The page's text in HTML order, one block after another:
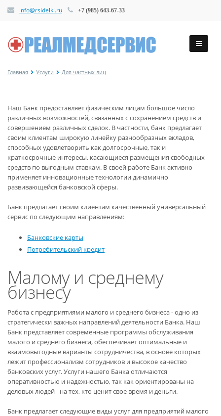
info@rsidelki.ru +7 (985) 643-67-33
Главная Услуги Для частных лиц
Наш Банк предоставляет физическим лицам большое число
различных возможностей, связанных с сохранением средств и
совершением различных сделок. В частности, банк предлагает
своим клиентам широкую линейку разнообразных вкладов,
способных удовлетворить как долгосрочные, так и
краткосрочные интересы, касающиеся размещения свободных
средств по выгодным ставкам. В своей работе Банк активно
применяет инновационные технологии динамично
развивающейся банковской сферы.
Банк предлагает своим клиентам качественный универсальный
сервис по следующим направлениям:
Банковские карты
Потребительский кредит
Малому и среднему
бизнесу
Работа с предприятиями малого и среднего бизнеса - одно из
стратегически важных направлений деятельности Банка. Наш
Банк представляет современные программы обслуживания
малого и среднего бизнеса, обеспечивает оптимальные и
взаимовыгодные варианты сотрудничества, в основе которых
лежит профессионализм сотрудников и высокое качество
банковских услуг. Услуги нашего Банка отличаются
оперативностью и надежностью, так как ориентированы на
деловых людей - на тех, кто ценит свое время и деньги.
Банк предлагает следующие виды услуг для предприятий малого